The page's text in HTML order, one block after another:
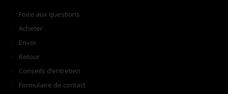
Foire aux questions
Acheter
Envoi
Retour
Conseils d’entretien
Formulaire de contact